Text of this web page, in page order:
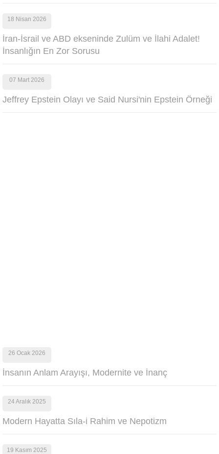
18 Nisan 2026
İran-İsrail ve ABD ekseninde Zulüm ve İlahi Adalet!
İnsanlığın En Zor Sorusu
07 Mart 2026
Jeffrey Epstein Olayı ve Said Nursi'nin Epstein Örneği
26 Ocak 2026
İnsanın Anlam Arayışı, Modernite ve İnanç
24 Aralık 2025
Modern Hayatta Sıla-i Rahim ve Nepotizm
19 Kasım 2025